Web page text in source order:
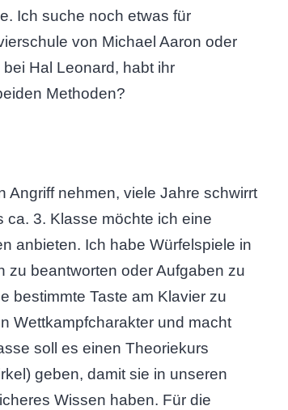
Ich suche noch etwas für
von Michael Aaron oder
Hal Leonard, habt ihr
Methoden?
Angriff nehmen, viele Jahre schwirrt
ca. 3. Klasse möchte ich eine
anbieten. Ich habe Würfelspiele in
zu beantworten oder Aufgaben zu
bestimmte Taste am Klavier zu
Wettkampfcharakter und macht
soll es einen Theoriekurs
geben, damit sie in unseren
Wissen haben. Für die